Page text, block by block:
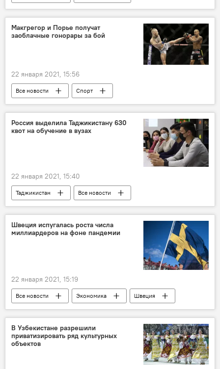
Эмомали Рахмон
музей
Макгрегор и Порье получат
заоблачные гонорары за бой
22 января 2021, 15:56
Все новости
Спорт
Конор Макгрегор
ММА
Россия выделила Таджикистану 630
квот на обучение в вузах
22 января 2021, 15:40
Таджикистан
Все новости
Образование
студенты Россия
Швеция испугалась роста числа
миллиардеров на фоне пандемии
22 января 2021, 15:19
Все новости Экономика
Швеция
карантин
коронавирус
В Узбекистане разрешили
приватизировать ряд культурных
объектов